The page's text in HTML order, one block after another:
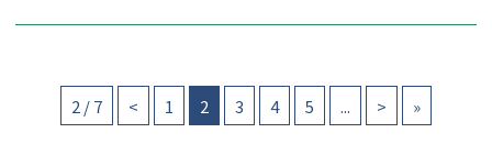
2 / 7 < 1 2 3 4 5 ... > »